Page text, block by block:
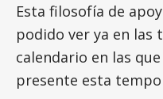
Esta filosofía de
podido ver ya en las
calendario en las
presente esta